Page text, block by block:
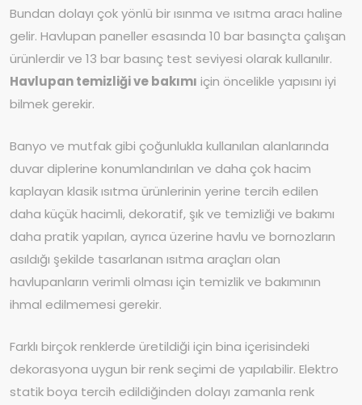
Bundan dolayı çok yönlü bir ısınma ve ısıtma aracı haline
gelir. Havlupan paneller esasında 10 bar basınçta çalışan
ürünlerdir ve 13 bar basınç test seviyesi olarak kullanılır.
Havlupan temizliği ve bakımı için öncelikle yapısını iyi
bilmek gerekir.
Banyo ve mutfak gibi çoğunlukla kullanılan alanlarında
duvar diplerine konumlandırılan ve daha çok hacim
kaplayan klasik ısıtma ürünlerinin yerine tercih edilen
daha küçük hacimli, dekoratif, şık ve temizliği ve bakımı
daha pratik yapılan, ayrıca üzerine havlu ve bornozların
asıldığı şekilde tasarlanan ısıtma araçları olan
havlupanların verimli olması için temizlik ve bakımının
ihmal edilmemesi gerekir.
Farklı birçok renklerde üretildiği için bina içerisindeki
dekorasyona uygun bir renk seçimi de yapılabilir. Elektro
statik boya tercih edildiğinden dolayı zamanla renk